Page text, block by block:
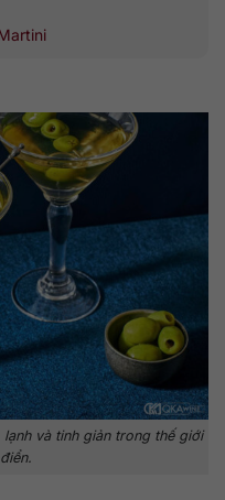
và tinh giản trong thế giới